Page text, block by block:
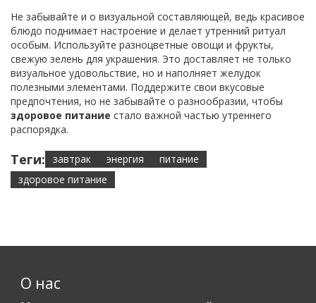
Не забывайте и о визуальной составляющей, ведь красивое
блюдо поднимает настроение и делает утренний ритуал
особым. Используйте разноцветные овощи и фрукты,
свежую зелень для украшения. Это доставляет не только
визуальное удовольствие, но и наполняет желудок
полезными элементами. Поддержите свои вкусовые
предпочтения, но не забывайте о разнообразии, чтобы
здоровое питание стало важной частью утреннего
распорядка.
Теги: завтрак энергия
питание
здоровое питание
О нас